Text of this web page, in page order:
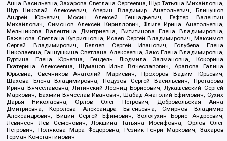
Анна Васильевна, Захарова Светлана Сергеевна, Щур Татьяна Михайловна,
Щур Николай Алексеевич, Аверин Владимир Анатольевич, Блинушов
Андрей Юрьевич, Мосин Алексей Геннадьевич, Гефтер Валентин
Михайлович, Симонов Алексей Кириллович, Флиге Ирина Анатольевна,
Мельникова Валентина Дмитриевна, Вититинова Елена Владимировна,
Баженова Светлана Куприяновна, Исаев Сергей Владимирович, Максимов
Сергей Владимирович, Беляев Сергей Иванович, Голубева Елена
Николаевна, Ганнушкина Светлана Алексеевна, Закс Елена Владимировна,
Буртина Елена Юрьевна, Гендель Людмила Залмановна, Кокорина
Екатерина Алексеевна, Шуманов Илья Вячеславович, Арапова Галина
Юрьевна, Свечников Анатолий Мариевич, Прохоров Вадим Юрьевич,
Шахова Елена Владимировна, Подузов Сергей Васильевич, Протасова
Ирина Вячеславовна, Литинский Леонид Борисович, Лукашевский Сергей
Маркович, Бахмин Вячеслав Иванович, Шабад Анатолий Ефимович, Сухих
Дарья Николаевна, Орлов Олег Петрович, Добровольская Анна
Дмитриевна, Королева Александра Евгеньевна, Смирнов Владимир
Александрович, Вицин Сергей Ефимович, Золотухин Борис Андреевич,
Левинсон Лев Семенович, Локшина Татьяна Иосифовна, Орлов Олег
Петрович, Полякова Мара Федоровна, Резник Генри Маркович, Захаров
Герман Константинович